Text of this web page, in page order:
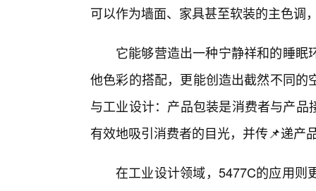
可以作为墙面、家具甚至软装的主色调
它能够营造出一种宁静祥和的睡
他色彩的搭配，更能创造出截然不同
与工业设计：产品包装是消费者与产
有效地吸引消费者的目光，并传📌递产
在工业设计领域，5477C的应用则